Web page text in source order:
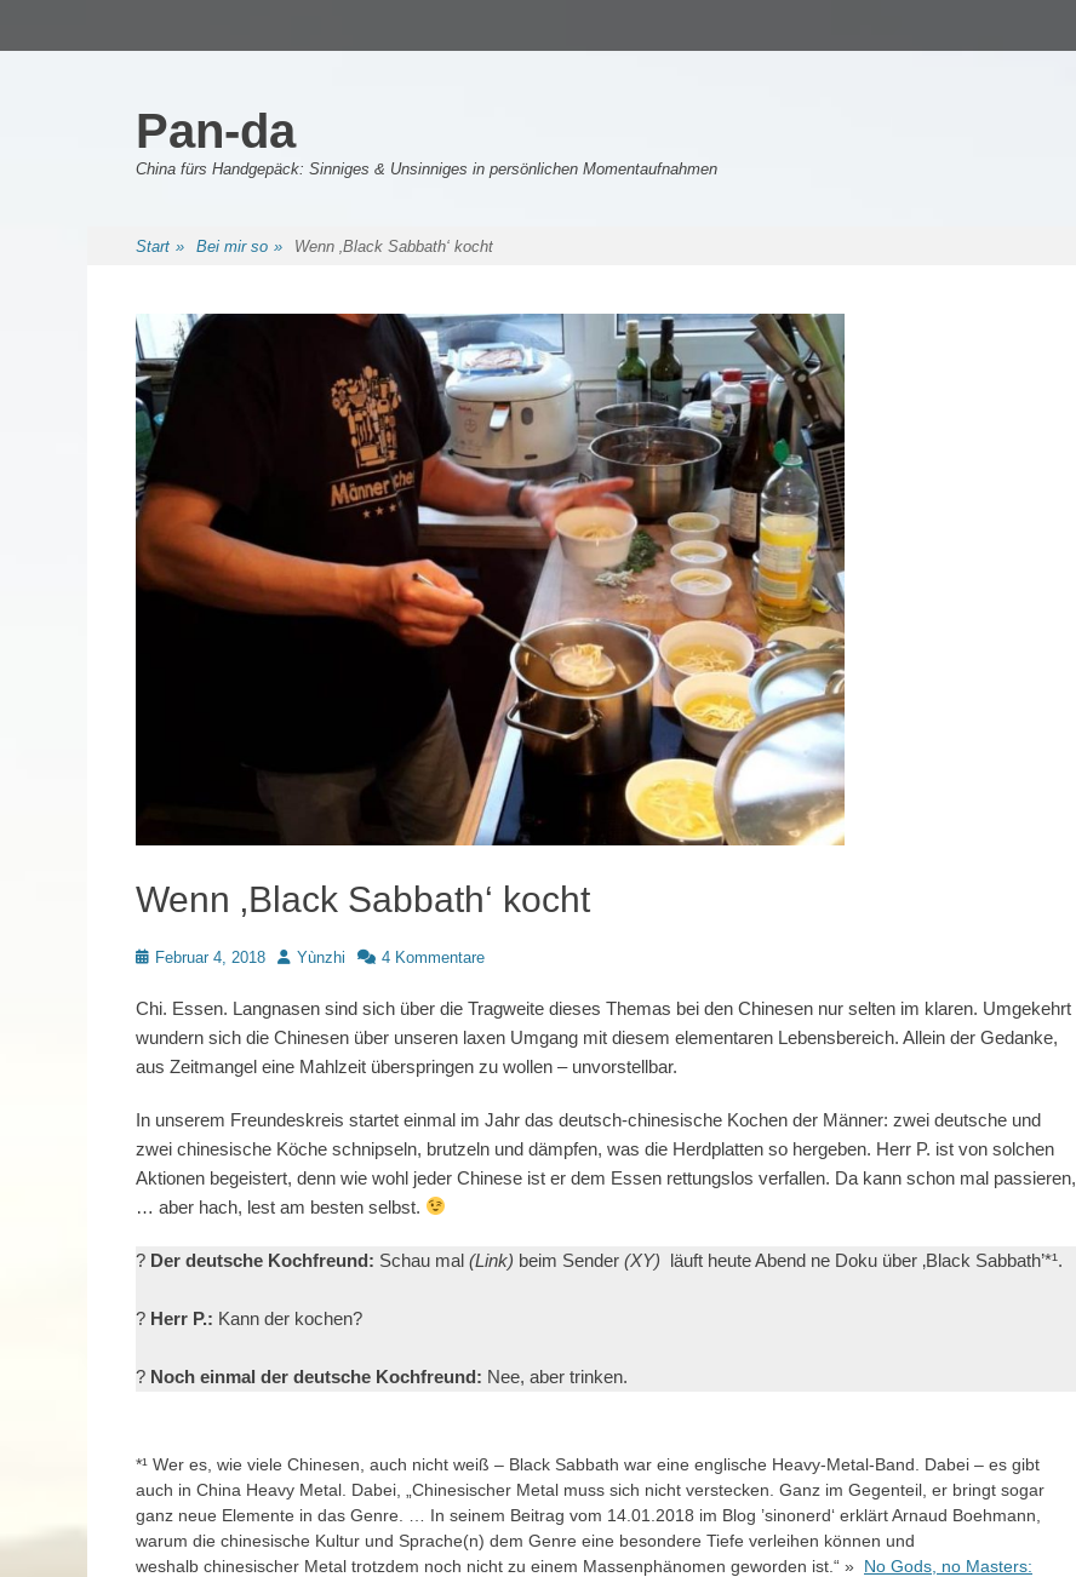
Pan-da
China fürs Handgepäck: Sinniges & Unsinniges in persönlichen Momentaufnahmen
Sekundäres Menü
ZumStart » Bei mir so » Wenn ‚Black Sabbath‘ kocht
Wenn ‚Black Sabbath‘ kocht
PostedFebruar 4, 2018 AutorYùnzhi 4 Kommentare
Chi. Essen. Langnasen sind sich über die Tragweite dieses Themas bei den Chinesen nur selten im klaren. Umgekehrt
wundern sich die Chinesen über unseren laxen Umgang mit diesem elementaren Lebensbereich. Allein der Gedanke,
aus Zeitmangel eine Mahlzeit überspringen zu wollen – unvorstellbar.
In unserem Freundeskreis startet einmal im Jahr das deutsch-chinesische Kochen der Männer: zwei deutsche und
zwei chinesische Köche schnipseln, brutzeln und dämpfen, was die Herdplatten so hergeben. Herr P. ist von solchen
Aktionen begeistert, denn wie wohl jeder Chinese ist er dem Essen rettungslos verfallen. Da kann schon mal passieren,
… aber hach, lest am besten selbst.
? Der deutsche Kochfreund: Schau mal (Link) beim Sender (XY) läuft heute Abend ne Doku über ‚Black Sabbath’*¹.
? Herr P.: Kann der kochen?
? Noch einmal der deutsche Kochfreund: Nee, aber trinken.
*¹ Wer es, wie viele Chinesen, auch nicht weiß – Black Sabbath war eine englische Heavy-Metal-Band. Dabei – es gibt
auch in China Heavy Metal. Dabei, „Chinesischer Metal muss sich nicht verstecken. Ganz im Gegenteil, er bringt sogar
ganz neue Elemente in das Genre. … In seinem Beitrag vom 14.01.2018 im Blog ’sinonerd‘ erklärt Arnaud Boehmann,
warum die chinesische Kultur und Sprache(n) dem Genre eine besondere Tiefe verleihen können und
weshalb chinesischer Metal trotzdem noch nicht zu einem Massenphänomen geworden ist.“ » No Gods, no Masters: